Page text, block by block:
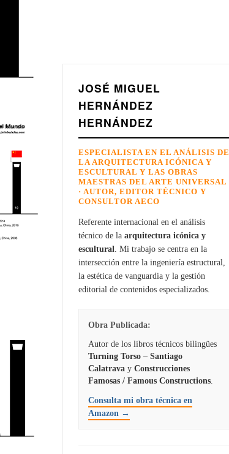
JOSÉ MIGUEL
HERNÁNDEZ
HERNÁNDEZ
ESPECIALISTA EN EL ANÁLISIS DE
LA ARQUITECTURA ICÓNICA Y
ESCULTURAL Y LAS OBRAS
MAESTRAS DEL ARTE UNIVERSAL
· AUTOR, EDITOR TÉCNICO Y
CONSULTOR AECO
Referente internacional en el análisis
técnico de la arquitectura icónica y
escultural . Mi trabajo se centra en la
intersección entre la ingeniería estructural,
la estética de vanguardia y la gestión
editorial de contenidos especializados.
Obra Publicada:
Autor de los libros técnicos bilingües
Turning Torso – Santiago
Calatrava y Construcciones
Famosas / Famous Constructions
Consulta mi obra técnica en
Amazon →